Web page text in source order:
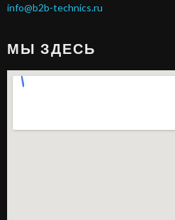
info@b2b-technics.ru
МЫ ЗДЕСЬ